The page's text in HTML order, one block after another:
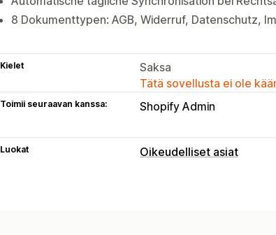
8 Dokumenttypen: AGB, Widerruf, Datenschutz,
Kielet
Saksa
Tätä sovellusta ei ole
Toimii seuraavan kanssa: Shopify Admin
Luokat Oikeudelliset asiat